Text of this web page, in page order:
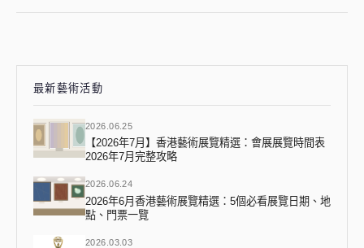
最新藝術活動
2026.06.25
【2026年7月】香港藝術展覽精選：會展展覽時間表
2026年7月完整攻略
2026.06.24
2026年6月香港藝術展覽精選：5個必看展覽日期、地
點、門票一覽
2026.03.03